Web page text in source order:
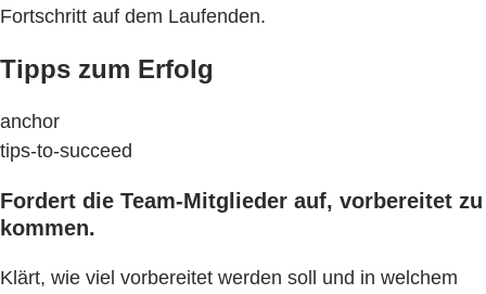
Fortschritt auf dem Laufenden.
Tipps zum Erfolg
anchor
tips-to-succeed
Fordert die Team-Mitglieder auf, vorbereitet zu
kommen.
Klärt, wie viel vorbereitet werden soll und in welchem